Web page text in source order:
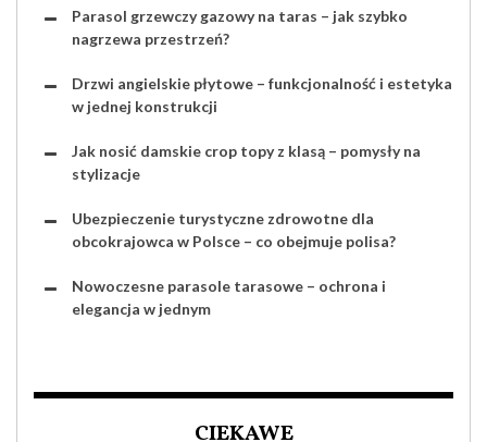
Parasol grzewczy gazowy na taras – jak szybko
nagrzewa przestrzeń?
Drzwi angielskie płytowe – funkcjonalność i estetyka
w jednej konstrukcji
Jak nosić damskie crop topy z klasą – pomysły na
stylizacje
Ubezpieczenie turystyczne zdrowotne dla
obcokrajowca w Polsce – co obejmuje polisa?
Nowoczesne parasole tarasowe – ochrona i
elegancja w jednym
CIEKAWE